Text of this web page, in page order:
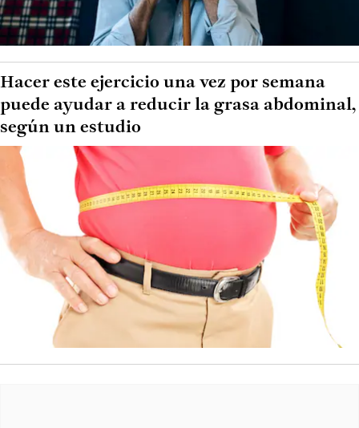
Hacer este ejercicio una vez por semana
puede ayudar a reducir la grasa abdominal,
según un estudio